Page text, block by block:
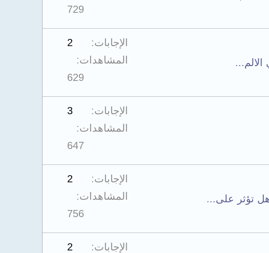
729
الإجابات
2
المشاهدات
629
الإجابات
3
المشاهدات
647
تؤثر على...
الإجابات
2
المشاهدات
756
الإجابات
2